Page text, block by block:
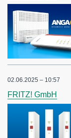
02.06.2025 – 10:57
FRITZ! GmbH